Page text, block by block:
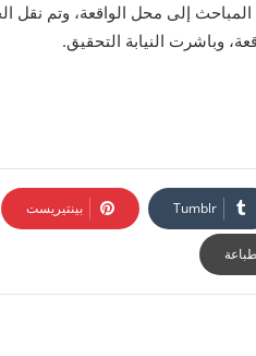
المباحث إلى محل الواقعة، وتم نقل
وباشرت النيابة التحقيق.
بينتيريست
طباعة